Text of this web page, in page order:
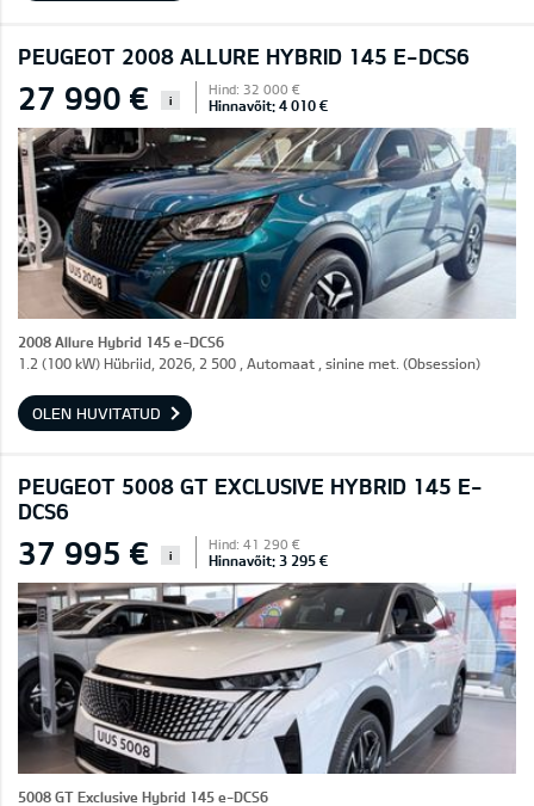
PEUGEOT 2008 ALLURE HYBRID 145 E-DCS6
27 990 € i
Hind: 32 000 €
Hinnavõit: 4 010 €
2008 Allure Hybrid 145 e-DCS6
1.2 (100 kW) Hübriid, 2026, 2 500 , Automaat , sinine met. (Obsession)
OLEN HUVITATUD
PEUGEOT 5008 GT EXCLUSIVE HYBRID 145 E-
DCS6
37 995 € i
Hind: 41 290 €
Hinnavõit: 3 295 €
5008 GT Exclusive Hybrid 145 e-DCS6